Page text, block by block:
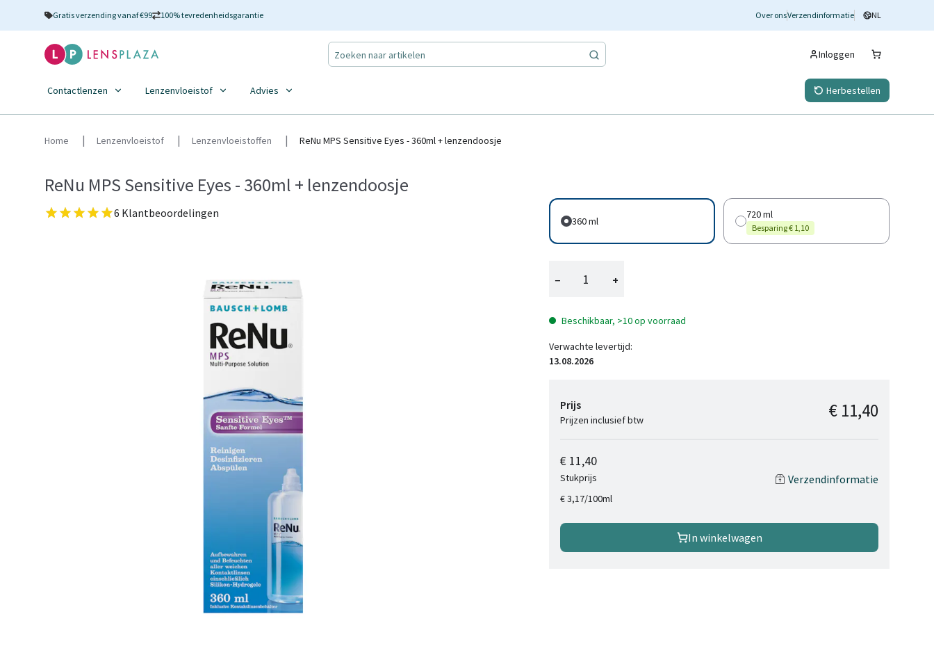
Gratis verzending vanaf €99 100% tevredenheidsgarantie Over onsVerzendinformatie NL
Inloggen
Contactlenzen Lenzenvloeistof Advies Herbestellen
Home Lenzenvloeistof Lenzenvloeistoffen ReNu MPS Sensitive Eyes - 360ml + lenzendoosje
ReNu MPS Sensitive Eyes - 360ml + lenzendoosje
6 Klantbeoordelingen
360 ml
720 ml
Besparing € 1,10
− +
Beschikbaar, >10 op voorraad
Verwachte levertijd:
13.08.2026
Prijs
Prijzen inclusief btw € 11,40
€ 11,40
Stukprijs
€ 3,17/100ml
Verzendinformatie
In winkelwagen